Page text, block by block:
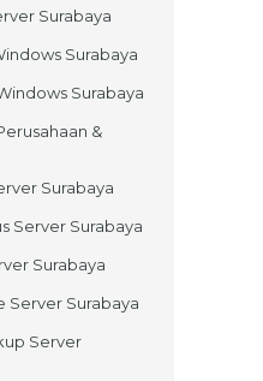
Surabaya
Surabaya
Surabaya
&
Surabaya
Server Surabaya
Surabaya
Server Surabaya
Server